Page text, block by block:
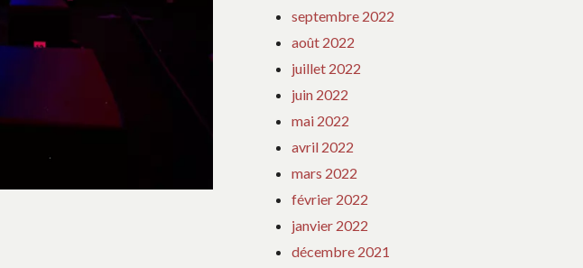
septembre 2022
août 2022
juillet 2022
juin 2022
mai 2022
avril 2022
mars 2022
février 2022
janvier 2022
décembre 2021